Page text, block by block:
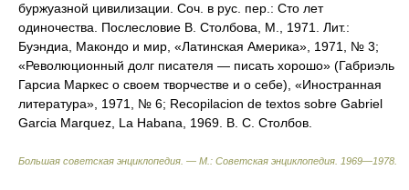
буржуазной цивилизации. Соч. в рус. пер.: Сто лет
одиночества. Послесловие В. Столбова, М., 1971. Лит.:
Буэндиа, Макондо и мир, «Латинская Америка», 1971, № 3;
«Революционный долг писателя — писать хорошо» (Габриэль
Гарсиа Маркес о своем творчестве и о себе), «Иностранная
литература», 1971, № 6; Recopilacion de textos sobre Gabriel
Garcia Marquez, La Habana, 1969. В. С. Столбов.
Большая советская энциклопедия. — М.: Советская энциклопедия 1969—1978